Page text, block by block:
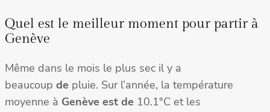
Quel est le meilleur moment pour partir à
Genève
Même dans le mois le plus sec il y a
beaucoup de pluie. Sur l’année, la température
moyenne à Genève est de 10.1°C et les